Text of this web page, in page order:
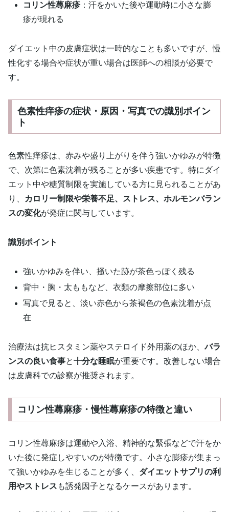
コリン性蕁麻疹：汗をかいた後や運動時に小さな膨
疹が現れる
ダイエット中の皮膚症状は一時的なことも多いですが、慢
性化する場合や症状が重い場合は医師への相談が必要で
す。
色素性痒疹の症状・原因・写真での識別ポイン
ト
色素性痒疹は、赤みや盛り上がりを伴う強いかゆみが特徴
で、次第に色素沈着が残ることが多い疾患です。特にダイ
エット中や糖質制限を実施している方に見られることがあ
り、 カロリー制限や栄養不足、ストレス、ホルモンバラン
スの変化が発症に関与しています。
識別ポイント
強いかゆみを伴い、掻いた跡が茶色っぽく残る
背中・胸・太ももなど、衣類の摩擦部位に多い
写真で見ると、淡い赤色から茶褐色の色素沈着が点
在
治療法は抗ヒスタミン薬やステロイド外用薬のほか、バラ
ンスの良い食事と十分な睡眠が重要です。改善しない場合
は皮膚科での診察が推奨されます。
コリン性蕁麻疹・慢性蕁麻疹の特徴と違い
コリン性蕁麻疹は運動や入浴、精神的な緊張などで汗をか
いた後に発症しやすいのが特徴です。小さな膨疹が集まっ
て強いかゆみを生じることが多く、 ダイエットサプリの利
用やストレス も誘発因子となるケースがあります。